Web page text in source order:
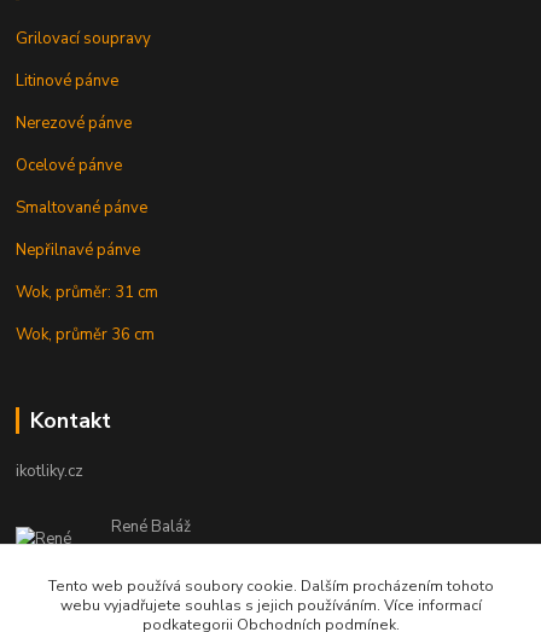
Grilovací soupravy
Litinové pánve
Nerezové pánve
Ocelové pánve
Smaltované pánve
Nepřilnavé pánve
Wok, průměr: 31 cm
Wok, průměr 36 cm
Kontakt
ikotliky.cz
René Baláž
Eshop: +421 902 212 007
od 8:00 - do 16:00 hod
info@ikotliky.cz
Tento web používá soubory cookie. Dalším procházením tohoto
webu vyjadřujete souhlas s jejich používáním. Více informací
podkategorii Obchodních podmínek.